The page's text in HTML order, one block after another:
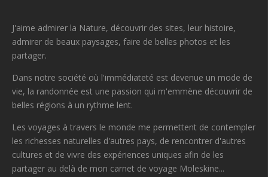
J'aime admirer la Nature, découvrir des sites, leur histoire,
admirer de beaux paysages, faire de belles photos et les
partager.
Dans notre société où l'immédiateté est devenue un mode de
vie, la randonnée est une passion qui m'emmène découvrir de
belles régions à un rythme lent.
Les voyages à travers le monde me permettent de contempler
les richesses naturelles d'autres pays, de rencontrer d'autres
cultures et de vivre des expériences uniques afin de les
partager au delà de mon carnet de voyage Moleskine...